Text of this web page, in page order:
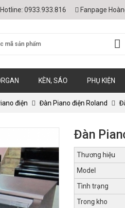
Hotline: 0933.933.816 Fanpage
KÈN, SÁO PHỤ KIỆN
điện Đàn Piano điện Roland
Đàn
Thương hiệu
Model
Tình trạng
Trong kho